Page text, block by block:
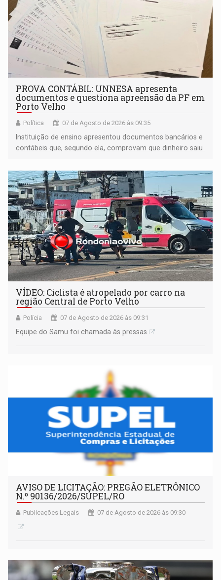
PROVA CONTÁBIL: UNNESA apresenta
documentos e questiona apreensão da PF em
Porto Velho
Política 07 de Agosto de 2026 às 09:35
Instituição de ensino apresentou documentos bancários e
contábeis que, segundo ela, comprovam que dinheiro saiu
apreendido quando já estava dentro da sede da entidade
— em pleno ano eleitoral em Rondônia
VÍDEO: Ciclista é atropelado por carro na
região Central de Porto Velho
Polícia 07 de Agosto de 2026 às 09:31
Equipe do Samu foi chamada às pressas
AVISO DE LICITAÇÃO: PREGÃO ELETRÔNICO
N.º 90136/2026/SUPEL/RO
Publicações Legais 07 de Agosto de 2026 às 09:30